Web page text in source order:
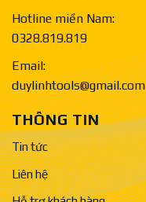
Hotline miền Nam:
0328.819.819
Email:
duylinhtools@gmail.com
THÔNG TIN
Tin tức
Liên hệ